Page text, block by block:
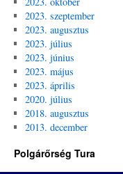
2023. szeptember
2023. augusztus
2023. július
2023. június
2023. május
2023. április
2020. július
2018. augusztus
2013. december
Polgárőrség Tura